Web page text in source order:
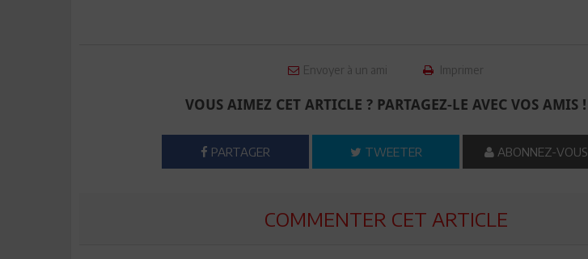
Envoyer à un ami Imprimer
VOUS AIMEZ CET ARTICLE ? PARTAGEZ-LE AVEC VOS AMIS !
PARTAGER TWEETER ABONNEZ-VOUS
COMMENTER CET ARTICLE